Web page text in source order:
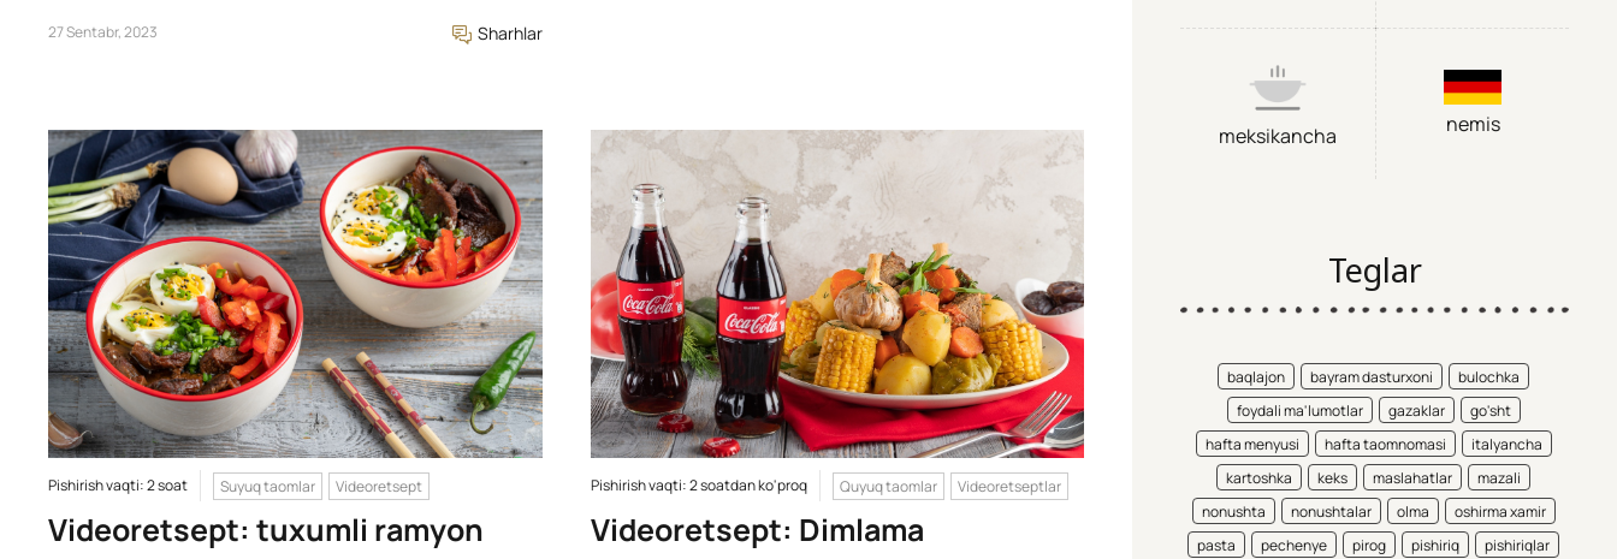
27 Sentabr, 2023 Sharhlar
Pishirish vaqti: 2 soat Suyuq taomlar Videoretsept
Videoretsept: tuxumli ramyon
Pishirish vaqti: 2 soatdan ko'proq Quyuq taomlar Videoretseptlar
Videoretsept: Dimlama
meksikancha nemis
Teglar
baqlajon bayram dasturxoni
bulochka
foydali ma'lumotlar
gazaklar
go'sht
hafta menyusi
hafta taomnomasi
italyancha
kartoshka
keks maslahatlar
mazali
nonushta
nonushtalar olma
oshirma xamir
pasta
pechenye pirog pishiriq
pishiriqlar